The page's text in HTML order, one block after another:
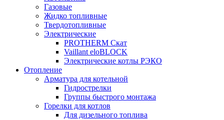
Газовые
Жидко топливные
Твердотопливные
Электрические
PROTHERM Скат
Vaillant eloBLOCK
Электрические котлы РЭКО
Отопление
Арматура для котельной
Гидрострелки
Группы быстрого монтажа
Горелки для котлов
Для дизельного топлива